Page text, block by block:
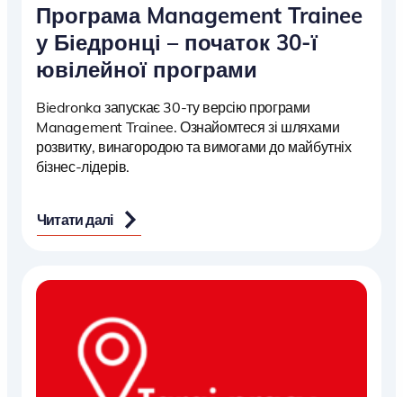
Програма Management Trainee
у Біедронці – початок 30-ї
ювілейної програми
Biedronka запускає 30-ту версію програми
Management Trainee. Ознайомтеся зі шляхами
розвитку, винагородою та вимогами до майбутніх
бізнес-лідерів.
Читати далі